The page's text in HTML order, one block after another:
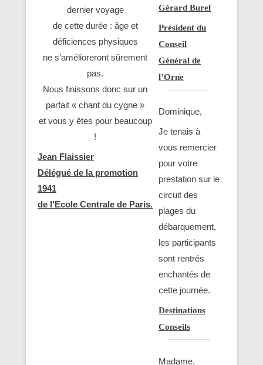
dernier voyage
de cette durée : âge et
déficiences physiques
ne s’amélioreront sûrement
pas.
Nous finissons donc sur un
parfait « chant du cygne »
et vous y êtes pour beaucoup
!
Jean Flaissier
Délégué de la promotion
1941
de l’Ecole Centrale de Paris.
Gérard Burel
Président du
Conseil
Général de
l’Orne
Dominique,
Je tenais à
vous remercier
pour votre
prestation sur le
circuit des
plages du
débarquement,
les participants
sont rentrés
enchantés de
cette journée.
Destinations
Conseils
Madame,